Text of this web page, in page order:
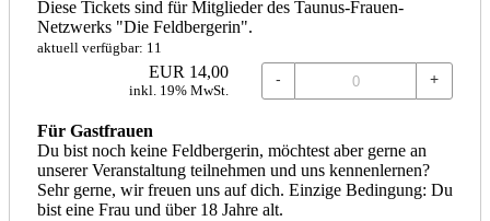
Diese Tickets sind für Mitglieder des Taunus-Frauen-
Netzwerks "Die Feldbergerin".
aktuell verfügbar: 11
EUR 14,00
inkl. 19% MwSt.
- +
Für Gastfrauen
Du bist noch keine Feldbergerin, möchtest aber gerne an
unserer Veranstaltung teilnehmen und uns kennenlernen?
Sehr gerne, wir freuen uns auf dich. Einzige Bedingung: Du
bist eine Frau und über 18 Jahre alt.